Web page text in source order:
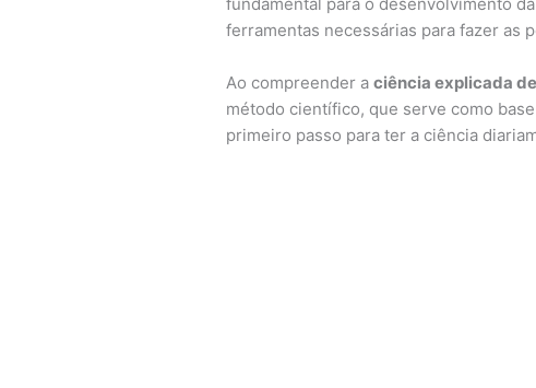
ferramentas necessárias para fazer as
Ao compreender a ciência explicada
método científico, que serve como
primeiro passo para ter a ciência